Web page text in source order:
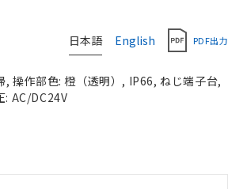
日本語 English PDF出力
操作部色: 橙（透明）, IP66, ねじ端子台,
: AC/DC24V